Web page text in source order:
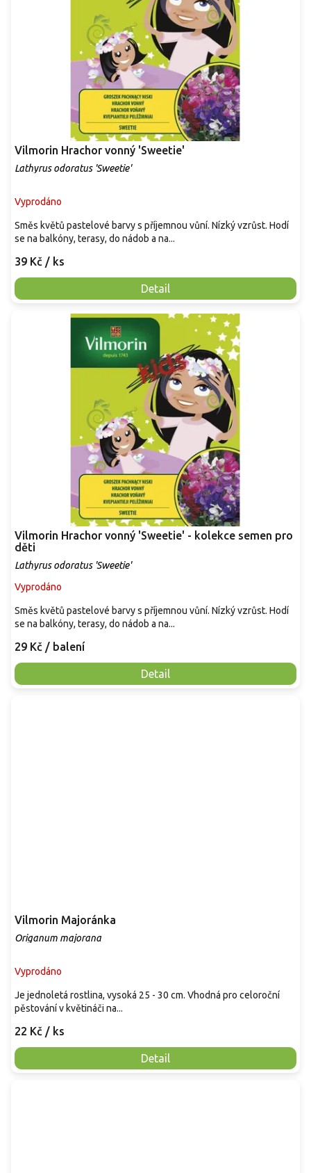
Vilmorin Hrachor vonný 'Sweetie'
Lathyrus odoratus 'Sweetie'
Vyprodáno
39 Kč / ks
Detail
Směs květů pastelové barvy s příjemnou vůní. Nízký vzrůst. Hodí
se na balkóny, terasy, do nádob a na...
Vilmorin Hrachor vonný 'Sweetie' - kolekce semen pro
děti
Lathyrus odoratus 'Sweetie'
Vyprodáno
29 Kč / balení
Detail
Směs květů pastelové barvy s příjemnou vůní. Nízký vzrůst. Hodí
se na balkóny, terasy, do nádob a na...
Vilmorin Majoránka
Origanum majorana
Vyprodáno
22 Kč / ks
Detail
Je jednoletá rostlina, vysoká 25 - 30 cm. Vhodná pro celoroční
pěstování v květináči na...